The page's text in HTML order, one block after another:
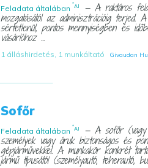
Feladata általában *AI — A raktáros
mozgatásától az adminisztrációig terjed.
sértetlenül, pontos mennyiségben és
vásárlóhoz ...
1 álláshirdetés, 1 munkáltató Givaudan
Sofőr
Feladata általában *AI — A sofőr (vagy
személyek vagy áruk biztonságos és
gépjárművekkel. A munkakör konkrét
jármű típusától (személyautó, teherautó,